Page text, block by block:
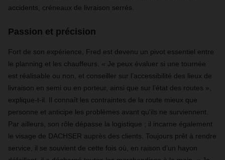
accidents, créneaux de livraison serrés.
Passion et précision
Fort de son expérience, Fred est devenu un pivot essentiel entre
le planning et les chauffeurs. « Je peux évaluer si une tournée
est réalisable ou non, et conseiller sur l’accessibilité des lieux de
livraison en semi ou en porteur, ainsi que sur l’état des routes »,
explique-t-il. Il connaît les contraintes de la route mieux que
personne et anticipe les problèmes avant qu'ils ne surviennent.
Par ailleurs, son rôle dépasse la logistique ; il incarne également
le visage de DACHSER auprès des clients. Toujours prêt à rendre
service, il se souvient de cette fois où, en raison d’un hayon